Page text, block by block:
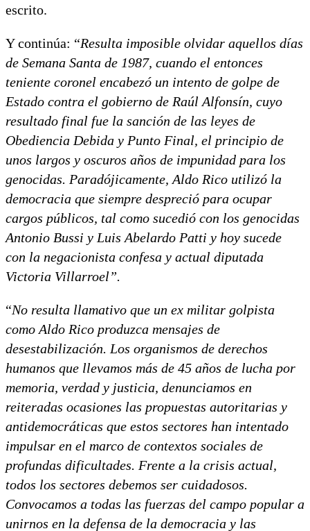
escrito.
Y continúa: “Resulta imposible olvidar aquellos días
de Semana Santa de 1987, cuando el entonces
teniente coronel encabezó un intento de golpe de
Estado contra el gobierno de Raúl Alfonsín, cuyo
resultado final fue la sanción de las leyes de
Obediencia Debida y Punto Final, el principio de
unos largos y oscuros años de impunidad para los
genocidas. Paradójicamente, Aldo Rico utilizó la
democracia que siempre despreció para ocupar
cargos públicos, tal como sucedió con los genocidas
Antonio Bussi y Luis Abelardo Patti y hoy sucede
con la negacionista confesa y actual diputada
Victoria Villarroel”.
“No resulta llamativo que un ex militar golpista
como Aldo Rico produzca mensajes de
desestabilización. Los organismos de derechos
humanos que llevamos más de 45 años de lucha por
memoria, verdad y justicia, denunciamos en
reiteradas ocasiones las propuestas autoritarias y
antidemocráticas que estos sectores han intentado
impulsar en el marco de contextos sociales de
profundas dificultades. Frente a la crisis actual,
todos los sectores debemos ser cuidadosos.
Convocamos a todas las fuerzas del campo popular a
unirnos en la defensa de la democracia y las